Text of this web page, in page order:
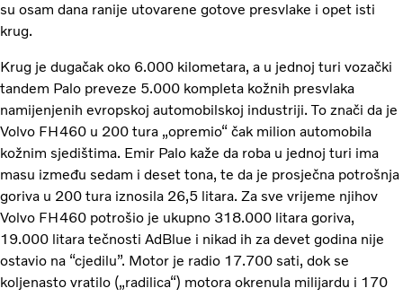
su osam dana ranije utovarene gotove presvlake i opet isti
krug.
Krug je dugačak oko 6.000 kilometara, a u jednoj turi vozački
tandem Palo preveze 5.000 kompleta kožnih presvlaka
namijenjenih evropskoj automobilskoj industriji. To znači da je
Volvo FH460 u 200 tura „opremio“ čak milion automobila
kožnim sjedištima. Emir Palo kaže da roba u jednoj turi ima
masu između sedam i deset tona, te da je prosječna potrošnja
goriva u 200 tura iznosila 26,5 litara. Za sve vrijeme njihov
Volvo FH460 potrošio je ukupno 318.000 litara goriva,
19.000 litara tečnosti AdBlue i nikad ih za devet godina nije
ostavio na “cjedilu”. Motor je radio 17.700 sati, dok se
koljenasto vratilo („radilica“) motora okrenula milijardu i 170